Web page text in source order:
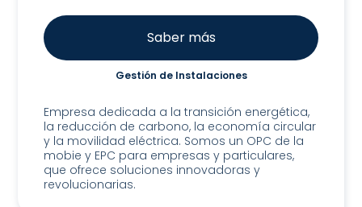
Saber más
Gestión de Instalaciones
Empresa dedicada a la transición energética,
la reducción de carbono, la economía circular
y la movilidad eléctrica. Somos un OPC de la
mobie y EPC para empresas y particulares,
que ofrece soluciones innovadoras y
revolucionarias.